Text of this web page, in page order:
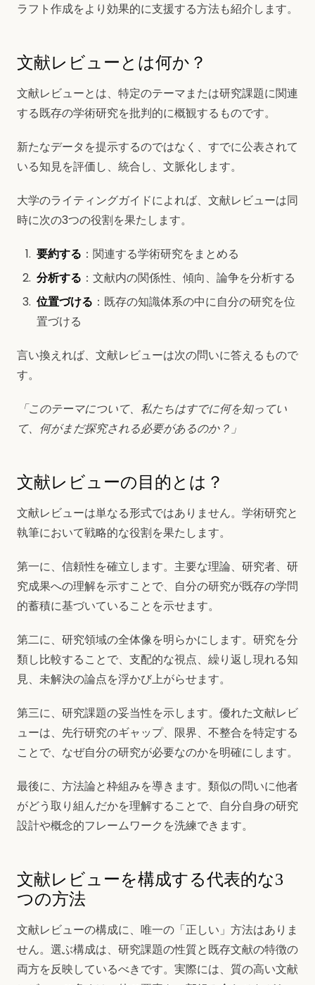
ラフト作成をより効果的に支援する方法も紹介します。
文献レビューとは何か？
文献レビューとは、特定のテーマまたは研究課題に関連
する既存の学術研究を批判的に概観するものです。
新たなデータを提示するのではなく、すでに公表されて
いる知見を評価し、統合し、文脈化します。
大学のライティングガイドによれば、文献レビューは同
時に次の3つの役割を果たします。
要約する ：関連する学術研究をまとめる
分析する ：文献内の関係性、傾向、論争を分析する
位置づける ：既存の知識体系の中に自分の研究を位
置づける
言い換えれば、文献レビューは次の問いに答えるもので
す。
「このテーマについて、私たちはすでに何を知ってい
て、何がまだ探究される必要があるのか？」
文献レビューの目的とは？
文献レビューは単なる形式ではありません。学術研究と
執筆において戦略的な役割を果たします。
第一に、信頼性を確立します。主要な理論、研究者、研
究成果への理解を示すことで、自分の研究が既存の学問
的蓄積に基づいていることを示せます。
第二に、研究領域の全体像を明らかにします。研究を分
類し比較することで、支配的な視点、繰り返し現れる知
見、未解決の論点を浮かび上がらせます。
第三に、研究課題の妥当性を示します。優れた文献レビ
ューは、先行研究のギャップ、限界、不整合を特定する
ことで、なぜ自分の研究が必要なのかを明確にします。
最後に、方法論と枠組みを導きます。類似の問いに他者
がどう取り組んだかを理解することで、自分自身の研究
設計や概念的フレームワークを洗練できます。
文献レビューを構成する代表的な3
つの方法
文献レビューの構成に、唯一の「正しい」方法はありま
せん。選ぶ構成は、研究課題の性質と既存文献の特徴の
両方を反映しているべきです。実際には、質の高い文献